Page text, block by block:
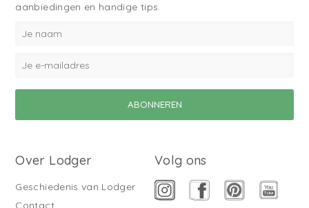
aanbiedingen en handige tips.
Over Lodger
Geschiedenis van Lodger
Volg ons